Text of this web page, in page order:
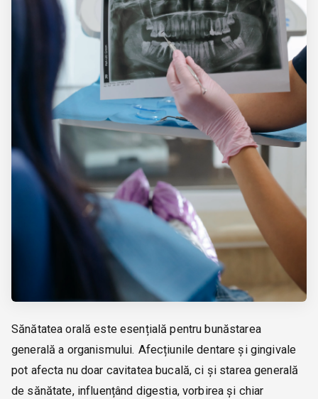
Sănătatea orală este esențială pentru bunăstarea
generală a organismului. Afecțiunile dentare și gingivale
pot afecta nu doar cavitatea bucală, ci și starea generală
de sănătate, influențând digestia, vorbirea și chiar